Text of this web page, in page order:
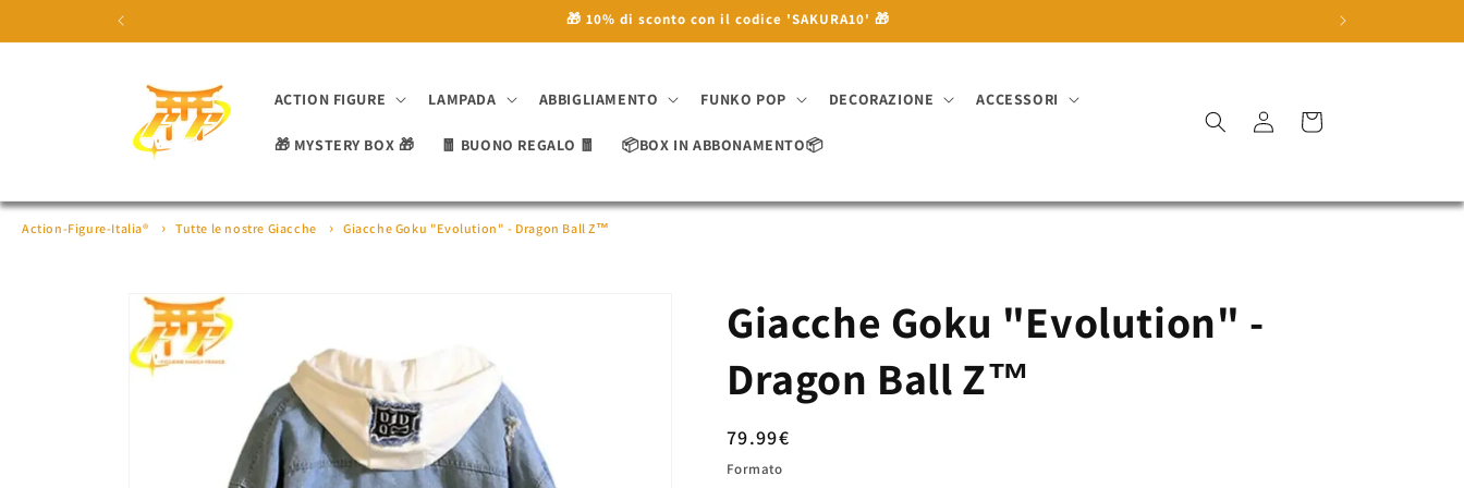
direttamente
ai contenuti
🎁 10% di sconto con il codice 'SAKURA10' 🎁
ACTION FIGURE LAMPADA ABBIGLIAMENTO FUNKO POP DECORAZIONE ACCESSORI
🎁 MYSTERY BOX 🎁 🧧 BUONO REGALO 🧧 📦BOX IN ABBONAMENTO📦
Accedi Carrello
Action-Figure-Italia® Tutte le nostre Giacche Giacche Goku "Evolution" - Dragon Ball Z™
Passa alle
informazioni
sul prodotto
Giacche Goku "Evolution" -
Dragon Ball Z™
Prezzo
di
79.99€
Formato